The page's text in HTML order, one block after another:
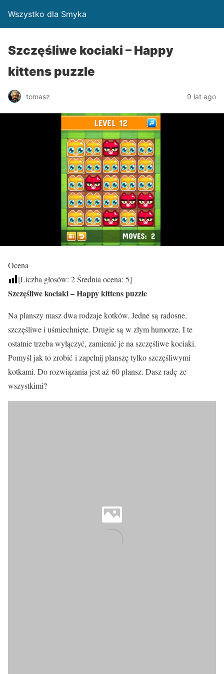
Wszystko dla Smyka
Szczęśliwe kociaki – Happy
kittens puzzle
tomasz 9 lat ago
Ocena
[Liczba głosów: 2Średnia ocena: 5]
Szczęśliwe kociaki – Happy kittens puzzle
Na planszy masz dwa rodzaje kotków. Jedne są radosne,
szczęśliwe i uśmiechnięte. Drugie są w złym humorze. I te
ostatnie trzeba wyłączyć, zamienić je na szczęśliwe kociaki.
Pomyśl jak to zrobić i zapełnij planszę tylko szczęśliwymi
kotkami. Do rozwiązania jest aż 60 plansz. Dasz radę ze
wszystkimi?